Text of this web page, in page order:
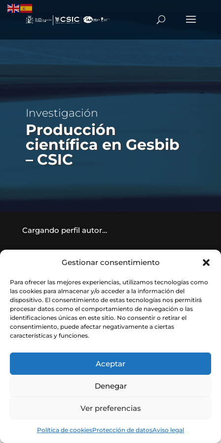
Gestionar consentimiento
Para ofrecer las mejores experiencias, utilizamos tecnologías como
las cookies para almacenar y/o acceder a la información del
dispositivo. El consentimiento de estas tecnologías nos permitirá
procesar datos como el comportamiento de navegación o las
identificaciones únicas en este sitio. No consentir o retirar el
consentimiento, puede afectar negativamente a ciertas
características y funciones.
Aceptar
Denegar
Ver preferencias
Política de cookiesProtección de datosAviso legal
Investigación
Producción
científica en Gesbib
– CSIC
Cargando perfil autor…
– CSIC. Todos los derechos reservados.